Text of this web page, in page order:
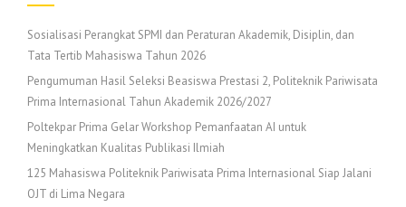
Sosialisasi Perangkat SPMI dan Peraturan Akademik, Disiplin, dan
Tata Tertib Mahasiswa Tahun 2026
Pengumuman Hasil Seleksi Beasiswa Prestasi 2, Politeknik Pariwisata
Prima Internasional Tahun Akademik 2026/2027
Poltekpar Prima Gelar Workshop Pemanfaatan AI untuk
Meningkatkan Kualitas Publikasi Ilmiah
125 Mahasiswa Politeknik Pariwisata Prima Internasional Siap Jalani
OJT di Lima Negara